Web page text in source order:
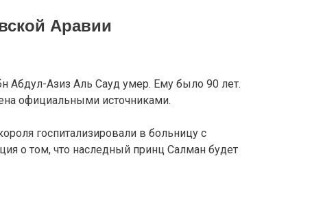
Аравии
Абдул-Азиз Аль Сауд умер. Ему было 90 лет.
официальными источниками.
госпитализировали в больницу с
о том, что наследный принц Салман будет